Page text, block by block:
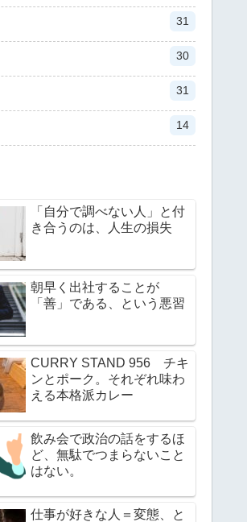
31
30
31
14
「自分で調べない人」と付
き合うのは、人生の損失
朝早く出社することが
「善」である、という悪習
CURRY STAND 956 チキ
ンとポーク。それぞれ味わ
える本格派カレー
飲み会で政治の話をするほ
ど、無駄でつまらないこと
はない。
仕事が好きな人＝変態、と